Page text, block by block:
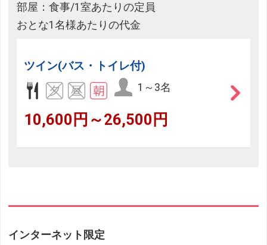
部屋：食事/1室あたりの定員
おとな1名様あたりの代金
ツイン(バス・トイレ付)
1～3名
10,600円～26,500円
インターネット限定